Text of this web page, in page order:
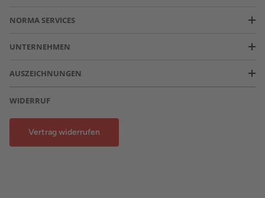
NORMA SERVICES
UNTERNEHMEN
AUSZEICHNUNGEN
WIDERRUF
Vertrag widerrufen